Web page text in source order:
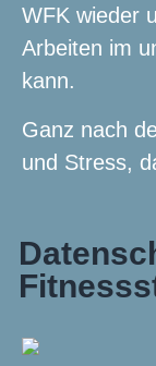
WFK wieder
Arbeiten im
kann.
Ganz nach
und Stress,